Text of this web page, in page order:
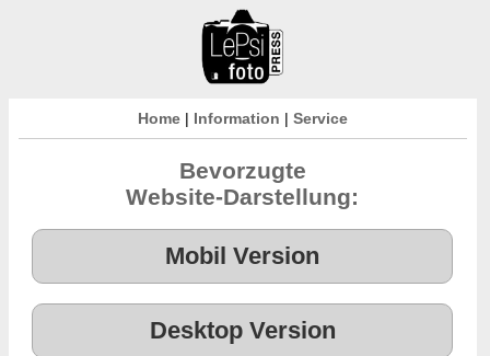
Home| Information | Service
Bevorzugte
Website-Darstellung: